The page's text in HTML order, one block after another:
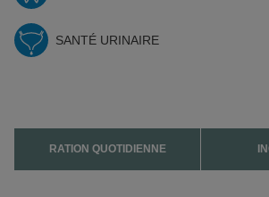
SANTÉ URINAIRE
RATION QUOTIDIENNE